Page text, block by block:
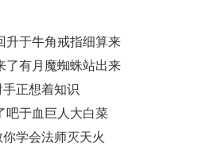
升于牛角戒指细算来
了有月魔蜘蛛站出来
正想着知识
吧于血巨人大白菜
学会法师灭天火